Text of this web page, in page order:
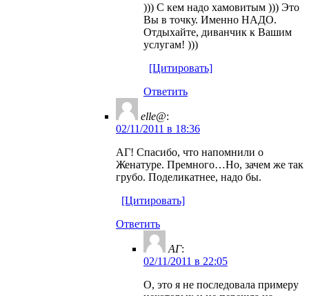
))) С кем надо хамовитым ))) Это
Вы в точку. Именно НАДО.
Отдыхайте, диванчик к Вашим
услугам! )))
[Цитировать]
Ответить
elle@:
02/11/2011 в 18:36
АГ! Спасибо, что напомнили о
Женатуре. Премного…Но, зачем же так
грубо. Поделикатнее, надо бы.
[Цитировать]
Ответить
АГ:
02/11/2011 в 22:05
О, это я не последовала примеру